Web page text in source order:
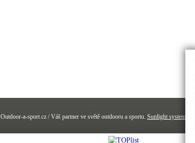
Outdoor-a-sport.cz / Váš partner ve světě outdooru a sportu. Sunlight systems